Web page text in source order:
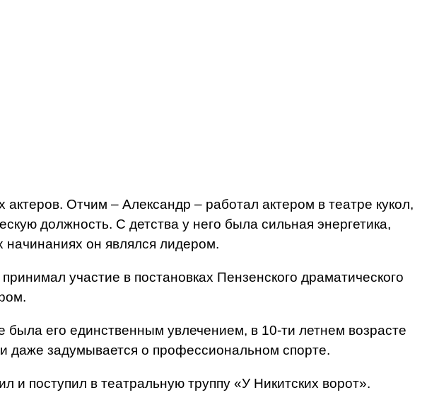
Отчим – Александр – работал актером в театре кукол,
должность. С детства у него была сильная энергетика,
он являлся лидером.
участие в постановках Пензенского драматического
его единственным увлечением, в 10-ти летнем возрасте
даже задумывается о профессиональном спорте.
и поступил в театральную труппу «У Никитских ворот».